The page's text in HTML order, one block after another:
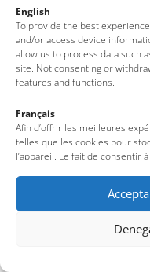
English
To provide the best
and/or access device
allow us to process data such
site. Not consenting or
features and functions.
Français
Afin d’offrir les meilleures
telles que les cookies pour
l’appareil. Le fait de consentir
uniques sur ce site. Le fait de
consentement peut avoir un
caractéristiques du site.